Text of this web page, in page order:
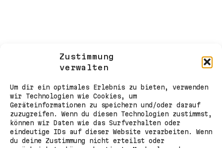
Zustimmung
verwalten
Um dir ein optimales Erlebnis zu bieten, verwenden
wir Technologien wie Cookies, um
Geräteinformationen zu speichern und/oder darauf
zuzugreifen. Wenn du diesen Technologien zustimmst,
können wir Daten wie das Surfverhalten oder
eindeutige IDs auf dieser Website verarbeiten. Wenn
du deine Zustimmung nicht erteilst oder